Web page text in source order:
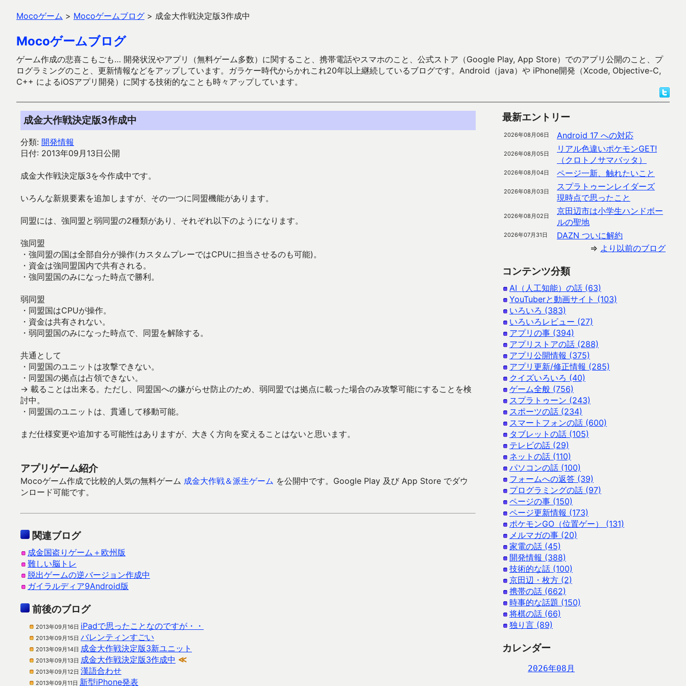
Mocoゲーム > Mocoゲームブログ > 成金大作戦決定版3作成中
Mocoゲームブログ
ゲーム作成の悲喜こもごも… 開発状況やアプリ（無料ゲーム多数）に関すること、携帯電話やスマホのこと、公式ストア（Google Play, App Store）でのアプリ公開のこと、プ
ログラミングのこと、更新情報などをアップしています。ガラケー時代からかれこれ20年以上継続しているブログです。Android（java）や iPhone開発（Xcode, Objective-C,
C++ によるiOSアプリ開発）に関する技術的なことも時々アップしています。
成金大作戦決定版3作成中
分類: 開発情報
日付: 2013年09月13日公開
成金大作戦決定版3を今作成中です。
いろんな新規要素を追加しますが、その一つに同盟機能があります。
同盟には、強同盟と弱同盟の2種類があり、それぞれ以下のようになります。
強同盟
・強同盟の国は全部自分が操作(カスタムプレーではCPUに担当させるのも可能)。
・資金は強同盟国内で共有される。
・強同盟国のみになった時点で勝利。
弱同盟
・同盟国はCPUが操作。
・資金は共有されない。
・弱同盟国のみになった時点で、同盟を解除する。
共通として
・同盟国のユニットは攻撃できない。
・同盟国の拠点は占領できない。
→ 載ることは出来る。ただし、同盟国への嫌がらせ防止のため、弱同盟では拠点に載った場合のみ攻撃可能にすることを検
討中。
・同盟国のユニットは、貫通して移動可能。
まだ仕様変更や追加する可能性はありますが、大きく方向を変えることはないと思います。
アプリゲーム紹介
Mocoゲーム作成で比較的人気の無料ゲーム 成金大作戦＆派生ゲーム を公開中です。Google Play 及び App Store でダウ
ンロード可能です。
関連ブログ
成金国盗りゲーム＋欧州版
難しい脳トレ
脱出ゲームの逆バージョン作成中
ガイラルディア9Android版
前後のブログ
2013年09月16日 iPadで思ったことなのですが・・
2013年09月15日 バレンティンすごい
2013年09月14日 成金大作戦決定版3新ユニット
2013年09月13日 成金大作戦決定版3作成中 ≪
2013年09月12日 漢語合わせ
2013年09月11日 新型iPhone発表
最新エントリー
2026年08月06日 Android 17 への対応
2026年08月05日
リアル色違いポケモンGET!
（クロトノサマバッタ）
2026年08月04日 ページ一新、触れたいこと
2026年08月03日
スプラトゥーンレイダーズ
現時点で思ったこと
2026年08月02日
京田辺市は小学生ハンドボー
ルの聖地
2026年07月31日
DAZN ついに解約
⇒ より以前のブログ
コンテンツ分類
AI（人工知能）の話 (63)
YouTuberと動画サイト (103)
いろいろ (383)
いろいろレビュー (27)
アプリの事 (394)
アプリストアの話 (288)
アプリ公開情報 (375)
アプリ更新/修正情報 (285)
クイズいろいろ (40)
ゲーム全般 (756)
スプラトゥーン (243)
スポーツの話 (234)
スマートフォンの話 (600)
タブレットの話 (105)
テレビの話 (29)
ネットの話 (110)
パソコンの話 (100)
フォームへの返答 (39)
プログラミングの話 (97)
ページの事 (150)
ページ更新情報 (173)
ポケモンGO（位置ゲー） (131)
メルマガの事 (20)
家電の話 (45)
開発情報 (388)
技術的な話 (100)
京田辺・枚方 (2)
携帯の話 (662)
時事的な話題 (150)
将棋の話 (66)
独り言 (89)
カレンダー
2026年08月